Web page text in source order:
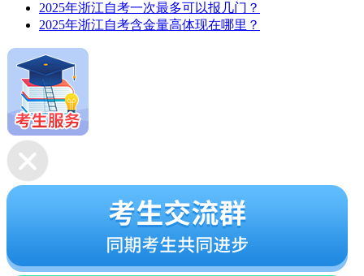
2025年浙江自考一次最多可以报几门？
2025年浙江自考含金量高体现在哪里？